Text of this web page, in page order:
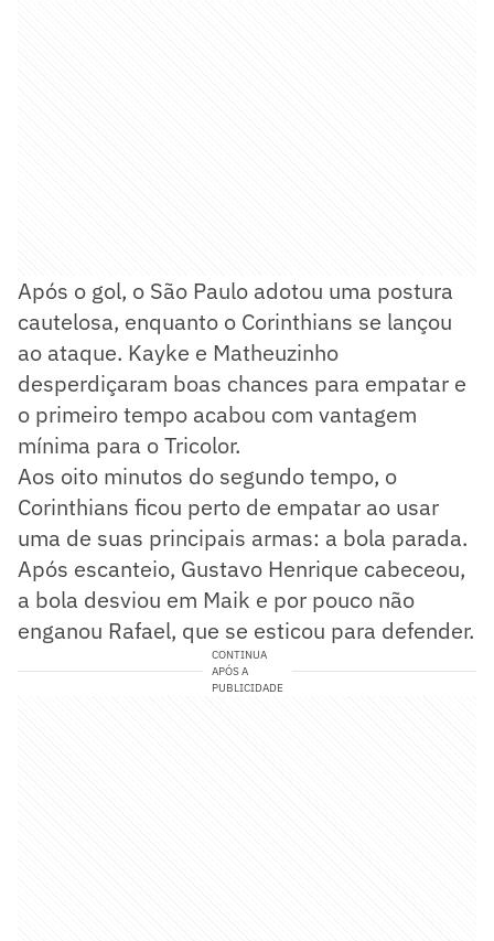
Após o gol, o São Paulo adotou uma postura
cautelosa, enquanto o Corinthians se lançou
ao ataque. Kayke e Matheuzinho
desperdiçaram boas chances para empatar e
o primeiro tempo acabou com vantagem
mínima para o Tricolor.
Aos oito minutos do segundo tempo, o
Corinthians ficou perto de empatar ao usar
uma de suas principais armas: a bola parada.
Após escanteio, Gustavo Henrique cabeceou,
a bola desviou em Maik e por pouco não
enganou Rafael, que se esticou para defender.
CONTINUA
APÓS A
PUBLICIDADE